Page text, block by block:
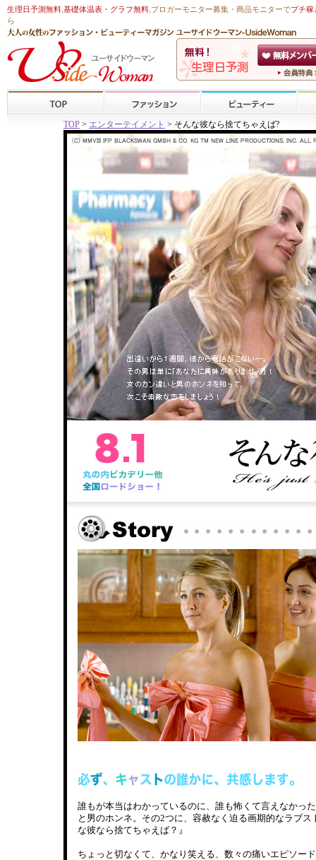
生理日予測無料 基礎体温表・グラフ無料 ,ブロガーモニター募集・商品モニターでプチ稼
ら
TOP > エンターテイメント > そんな彼なら捨てちゃえば?
誰もが本当はわかっているのに、誰も怖くて言えなかっ
と男のホンネ。その2つに、容赦なく迫る画期的なラブス
な彼なら捨てちゃえば？』
ちょっと切なくて、かなり笑える、数々の痛いエピソー